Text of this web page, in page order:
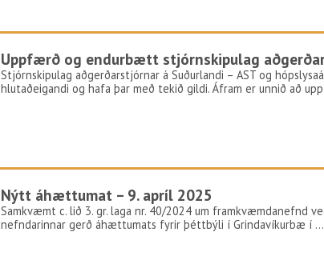
Uppfærð og endurbætt stjórnskipulag
Stjórnskipulag aðgerðarstjórnar á Suðurlandi – AST og
hlutaðeigandi og hafa þar með tekið gildi. Áfram er unnið að
Nýtt áhættumat – 9. apríl 2025
Samkvæmt c. lið 3. gr. laga nr. 40/2024 um framkvæmdanefnd
nefndarinnar gerð áhættumats fyrir þéttbýli í Grindavíkurbæ í …